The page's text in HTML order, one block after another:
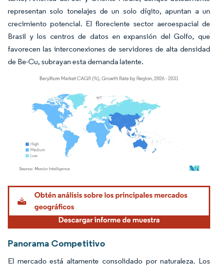
representan solo tonelajes de un solo dígito, apuntan a un
crecimiento potencial. El floreciente sector aeroespacial de
Brasil y los centros de datos en expansión del Golfo, que
favorecen las interconexiones de servidores de alta densidad
de Be-Cu, subrayan esta demanda latente.
Imagen © Mordor Intelligence. El uso requiere atribución según CC BY 4.0.
Panorama Competitivo
El mercado está altamente consolidado por naturaleza. Los